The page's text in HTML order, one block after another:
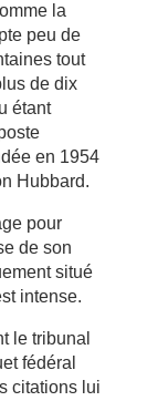
la
peu de
tout
de dix
étant
en 1954
Hubbard.
pour
de son
situé
intense.
le tribunal
fédéral
citations lui